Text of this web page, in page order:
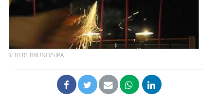
BEBERT BRUNO/SIPA